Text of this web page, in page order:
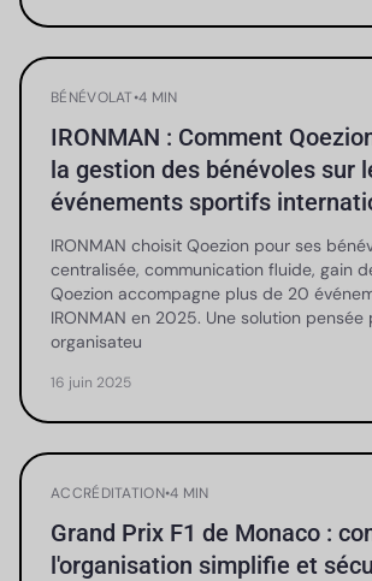
BÉNÉVOLAT•4 MIN
IRONMAN : Comment
la gestion des bénévoles sur
événements sportifs
IRONMAN choisit Qoezion pour ses
centralisée, communication fluide, gain
Qoezion accompagne plus de 20
IRONMAN en 2025. Une solution pensée
organisateu
16 juin 2025
ACCRÉDITATION•4 MIN
Grand Prix F1 de Monaco :
l'organisation simplifie et